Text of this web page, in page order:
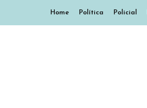
Home Política Policial